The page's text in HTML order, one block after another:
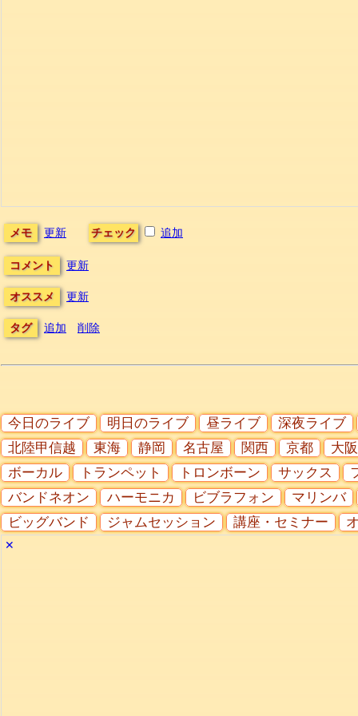
メモ 更新 チェック 追加
コメント 更新
オススメ 更新
タグ 追加 削除
今日のライブ 明日のライブ 昼ライブ
深夜ライブ
北陸甲信越
東海 静岡 名古屋 関西 京都
大阪
ボーカル
トランペット トロンボーン サックス
バンドネオン
ハーモニカ ビブラフォン
マリンバ
ビッグバンド
ジャムセッション 講座・セミナー
✕